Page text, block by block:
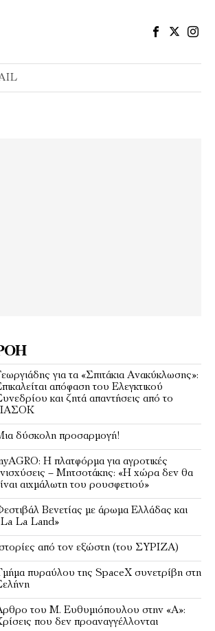
για τα «Σπιτάκια Ανακύκλωσης»:
απόφαση του Ελεγκτικού
και ζητά απαντήσεις από το
δύσκολη προσαρμογή!
Η πλατφόρμα για αγροτικές
– Μητσοτάκης: «Η χώρα δεν θα
αιχμάλωτη του ρουσφετιού»
Βενετίας με άρωμα Ελλάδας και
La Land»
από τον εξώστη (του ΣΥΡΙΖΑ)
πυραύλου της SpaceX συνετρίβη στη
του Μ. Ευθυμιόπουλου στην «Α»:
που δεν προαναγγέλλονται